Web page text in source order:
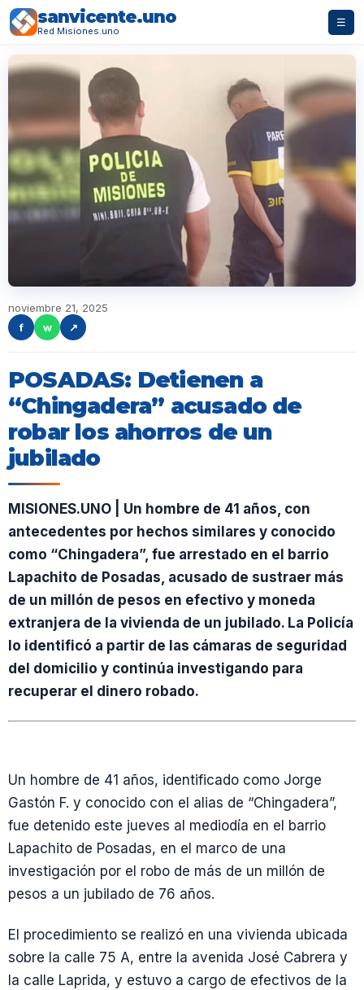
sanvicente.uno
Red Misiones.uno
☰
noviembre 21, 2025
f
w ↗
POSADAS: Detienen a
“Chingadera” acusado de
robar los ahorros de un
jubilado
MISIONES.UNO | Un hombre de 41 años, con
antecedentes por hechos similares y conocido
como “Chingadera”, fue arrestado en el barrio
Lapachito de Posadas, acusado de sustraer más
de un millón de pesos en efectivo y moneda
extranjera de la vivienda de un jubilado. La Policía
lo identificó a partir de las cámaras de seguridad
del domicilio y continúa investigando para
recuperar el dinero robado.
Un hombre de 41 años, identificado como Jorge
Gastón F. y conocido con el alias de “Chingadera”,
fue detenido este jueves al mediodía en el barrio
Lapachito de Posadas, en el marco de una
investigación por el robo de más de un millón de
pesos a un jubilado de 76 años.
El procedimiento se realizó en una vivienda ubicada
sobre la calle 75 A, entre la avenida José Cabrera y
la calle Laprida, y estuvo a cargo de efectivos de la